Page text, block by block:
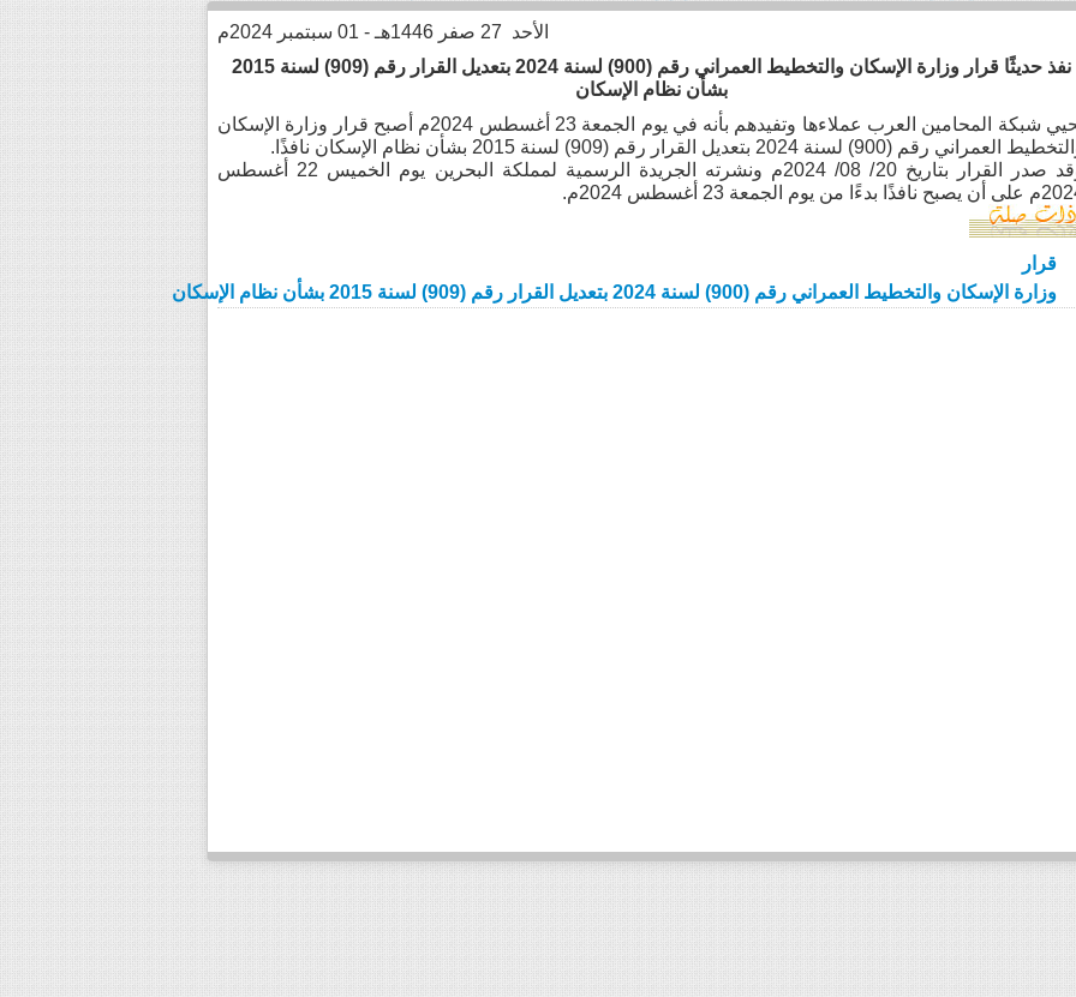
الأحد
نفذ حديثًا قرار وزارة الإسكان والتخطيط العمراني رقم (900) لسنة 2024 بتعديل القرار رقم (909) لسنة 2015
بشأن نظام الإسكان
تحيي شبكة المحامين العرب عملاءها وتفيدهم بأنه في يوم الجمعة 23 أغسطس 2024م أصبح قرار وزارة الإسكان
العمراني رقم (900) لسنة 2024 بتعديل القرار رقم (909) لسنة 2015 بشأن نظام الإسكان نافذًا.
وقد صدر القرار بتاريخ 20/ 08/ 2024م ونشرته الجريدة الرسمية لمملكة البحرين يوم الخميس 22 أغسطس
نافذًا بدءًا من يوم الجمعة 23 أغسطس 2024م.
قرار
وزارة الإسكان والتخطيط العمراني رقم (900) لسنة 2024 بتعديل القرار رقم (909) لسنة 2015 بشأن نظام الإسكان